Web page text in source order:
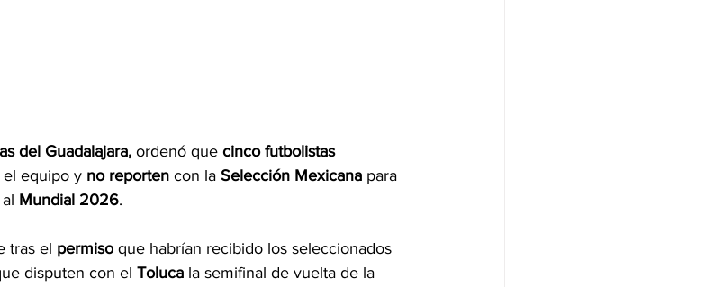
del Guadalajara, ordenó que cinco futbolistas
el equipo y no reporten con la Selección Mexicana para
Mundial 2026.
tras el permiso que habrían recibido los seleccionados
disputen con el Toluca la semifinal de vuelta de la